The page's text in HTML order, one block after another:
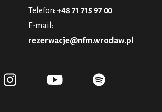
Telefon: +48 71 715 97 00
E-mail:
rezerwacje@nfm.wroclaw.pl